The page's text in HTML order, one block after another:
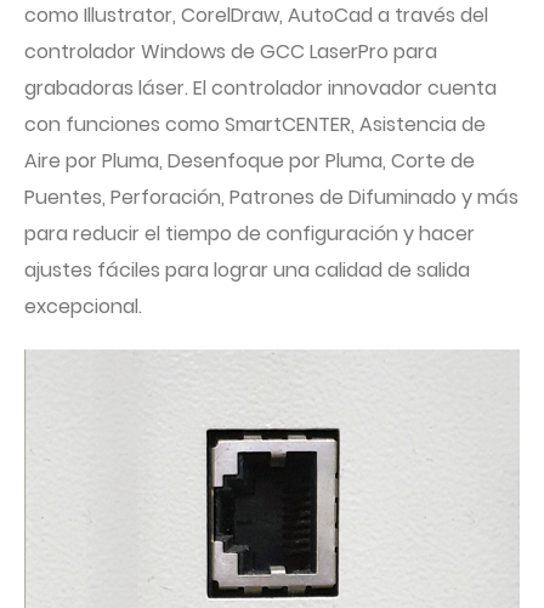
como Illustrator, CorelDraw, AutoCad a través del
controlador Windows de GCC LaserPro para
grabadoras láser. El controlador innovador cuenta
con funciones como SmartCENTER, Asistencia de
Aire por Pluma, Desenfoque por Pluma, Corte de
Puentes, Perforación, Patrones de Difuminado y más
para reducir el tiempo de configuración y hacer
ajustes fáciles para lograr una calidad de salida
excepcional.